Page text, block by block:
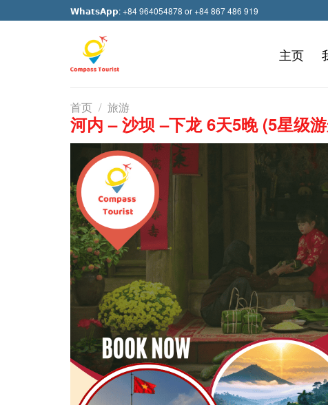
to
𝗪𝗵𝗮𝘁𝘀𝗔𝗽𝗽: +84 964054878 or +84 867 486 919
主页
首页 / 旅游
河内 – 沙坝 –下龙 6天5晚 (5星级